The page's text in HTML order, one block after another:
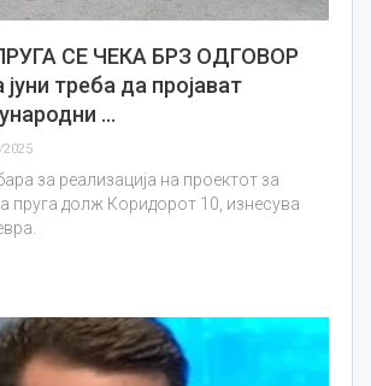
СЕ ЧЕКА БРЗ ОДГОВОР
треба да пројават
…
2025
за реализација на проектот за
пруга долж Коридорот 10, изнесува